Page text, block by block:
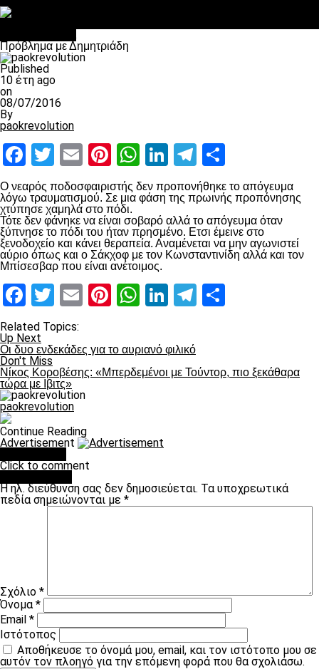
Πρόβλημα με Δημητριάδη
Published
10 έτη ago
on
08/07/2016
By
paokrevolution
Facebook
Twitter
EmailPinterest
WhatsApp
LinkedIn
Telegram
Ο νεαρός ποδοσφαιριστής δεν προπονήθηκε το απόγευμα
λόγω τραυματισμού. Σε μια φάση της πρωινής προπόνησης
χτύπησε χαμηλά στο πόδι.
Τότε δεν φάνηκε να είναι σοβαρό αλλά το απόγευμα όταν
ξύπνησε το πόδι του ήταν πρησμένο. Ετσι έμεινε στο
ξενοδοχείο και κάνει θεραπεία. Αναμένεται να μην αγωνιστεί
αύριο όπως και ο Σάκχοφ με τον Κωνσταντινίδη αλλά και τον
Μπίσεσβαρ που είναι ανέτοιμος.
Facebook
Twitter
EmailPinterest
WhatsApp
LinkedIn
Telegram
Related Topics:
Up Next
Οι δυο ενδεκάδες για το αυριανό φιλικό
Don't Miss
Νίκος Κοροβέσης: «Μπερδεμένοι με Τούντορ, πιο ξεκάθαρα
τώρα με Ιβιτς»
paokrevolution
Continue Reading
Advertisement
Click to comment
Η ηλ. διεύθυνση σας δεν δημοσιεύεται. Τα υποχρεωτικά
πεδία σημειώνονται με *
Σχόλιο *
Όνομα*
Email *
Ιστότοπος
Αποθήκευσε το όνομά μου, email, και τον ιστότοπο μου σε
αυτόν τον πλοηγό για την επόμενη φορά που θα σχολιάσω.